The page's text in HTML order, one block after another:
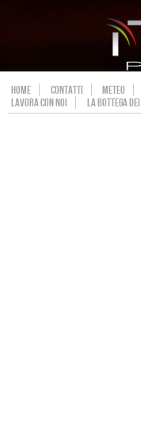
HOME CONTATTI METEO
LAVORA CON NOI
LA BOTTEGA